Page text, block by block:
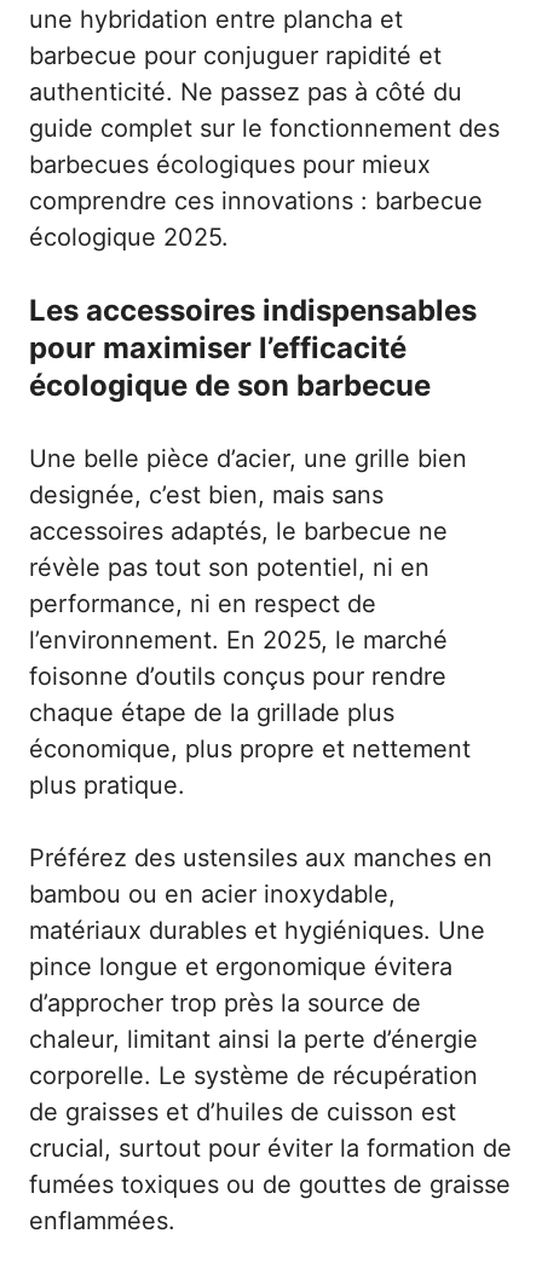
une hybridation entre plancha et
barbecue pour conjuguer rapidité et
authenticité. Ne passez pas à côté du
guide complet sur le fonctionnement des
barbecues écologiques pour mieux
comprendre ces innovations : barbecue
écologique 2025.
Les accessoires indispensables
pour maximiser l’efficacité
écologique de son barbecue
Une belle pièce d’acier, une grille bien
designée, c’est bien, mais sans
accessoires adaptés, le barbecue ne
révèle pas tout son potentiel, ni en
performance, ni en respect de
l’environnement. En 2025, le marché
foisonne d’outils conçus pour rendre
chaque étape de la grillade plus
économique, plus propre et nettement
plus pratique.
Préférez des ustensiles aux manches en
bambou ou en acier inoxydable,
matériaux durables et hygiéniques. Une
pince longue et ergonomique évitera
d’approcher trop près la source de
chaleur, limitant ainsi la perte d’énergie
corporelle. Le système de récupération
de graisses et d’huiles de cuisson est
crucial, surtout pour éviter la formation de
fumées toxiques ou de gouttes de graisse
enflammées.